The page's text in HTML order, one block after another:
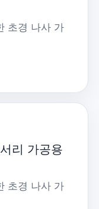
초경 나사 가
리 가공용
초경 나사 가